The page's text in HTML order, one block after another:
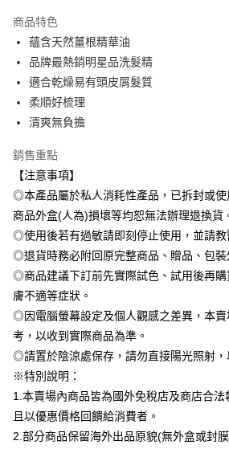
本島宅配-活動商品
免運費
離島宅配-常溫商品
免運費
商品特色
蘊含天然薑根精華油
品牌最熱銷明星品洗髮精
適合乾燥易有頭皮屑髮質
柔順好梳理
清爽無負擔
銷售重點
【注意事項】
◎本產品屬於私人消耗性產品，已拆封或使
商品外盒(人為)損壞等均恕無法辦理退換貨
◎使用後若有過敏請即刻停止使用，並請教
◎退貨時務必附回原完整商品、贈品、包裝
◎商品建議下訂前先實際試色、試用後再
膚不適等症狀。
◎因電腦螢幕設定及個人觀感之差異，本
考，以收到實際商品為準。
◎請置於陰涼處保存，請勿直接陽光照射，
※特別說明：
1.本賣場內商品皆為國外免稅店及商店合法
且以優惠價格回饋給消費者。
2.部分商品保留海外出品原貌(無外盒或封